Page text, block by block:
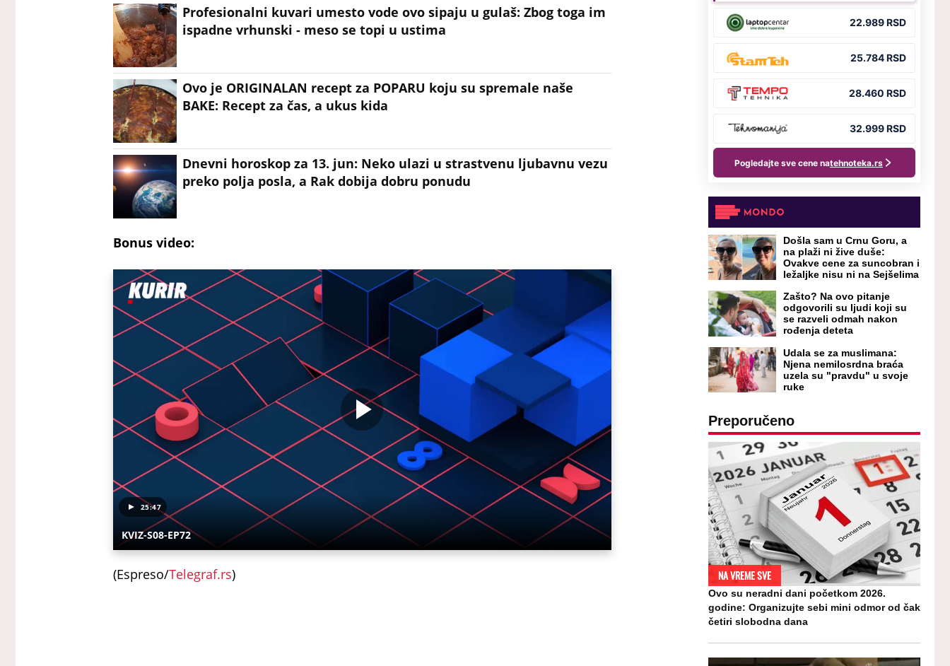
Profesionalni kuvari umesto vode ovo sipaju u gulaš: Zbog toga im
ispadne vrhunski - meso se topi u ustima
Ovo je ORIGINALAN recept za POPARU koju su spremale naše
BAKE: Recept za čas, a ukus kida
Dnevni horoskop za 13. jun: Neko ulazi u strastvenu ljubavnu vezu
preko polja posla, a Rak dobija dobru ponudu
Bonus video:
25:47
KVIZ-S08-EP72
(Espreso/Telegraf.rs)
Došla sam u Crnu Goru, a
na plaži ni žive duše:
Ovakve cene za suncobran i
ležaljke nisu ni na Sejšelima
Zašto? Na ovo pitanje
odgovorili su ljudi koji su
se razveli odmah nakon
rođenja deteta
Udala se za muslimana:
Njena nemilosrdna braća
uzela su "pravdu" u svoje
ruke
Preporučeno
NA VREME SVE
Ovo su neradni dani početkom 2026.
godine: Organizujte sebi mini odmor od čak
četiri slobodna dana